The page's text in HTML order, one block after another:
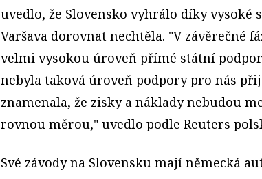
uvedlo, že Slovensko vyhrálo díky vysoké
Varšava dorovnat nechtěla. "V závěrečné
velmi vysokou úroveň přímé státní
nebyla taková úroveň podpory pro nás
znamenala, že zisky a náklady nebudou
rovnou měrou," uvedlo podle Reuters
Své závody na Slovensku mají německá